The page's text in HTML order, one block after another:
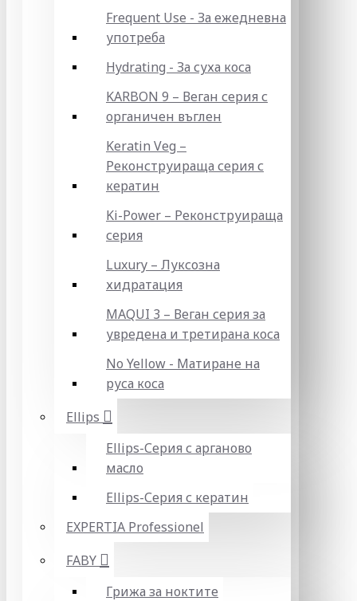
Frequent Use - За ежедневна
употреба
Hydrating - За суха коса
KARBON 9 – Веган серия с
органичен въглен
Keratin Veg –
Реконструираща серия с
кератин
Ki-Power – Реконструираща
серия
Luxury – Луксозна
хидратация
MAQUI 3 – Веган серия за
увредена и третирана коса
No Yellow - Матиране на
руса коса
Ellips
Ellips-Серия с арганово
масло
Ellips-Серия с кератин
EXPERTIA Professionel
FABY
Грижа за ноктите